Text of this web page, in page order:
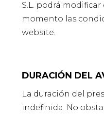
S.L. podrá
momento las
website.
DURACIÓN DEL
La duración del
indefinida. No